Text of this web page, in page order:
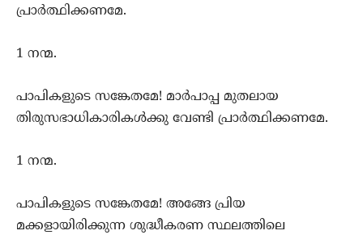
പ്രാര്‍ത്ഥിക്കണമേ.
1 നന്മ.
പാപികളുടെ സങ്കേതമേ! മാര്‍പാപ്പ മുതലായ
തിരുസഭാധികാരികള്‍ക്കു വേണ്ടി പ്രാര്‍ത്ഥിക്കണമേ.
1 നന്മ.
പാപികളുടെ സങ്കേതമേ! അങ്ങേ പ്രിയ
മക്കളായിരിക്കുന്ന ശുദ്ധീകരണ സ്ഥലത്തിലെ